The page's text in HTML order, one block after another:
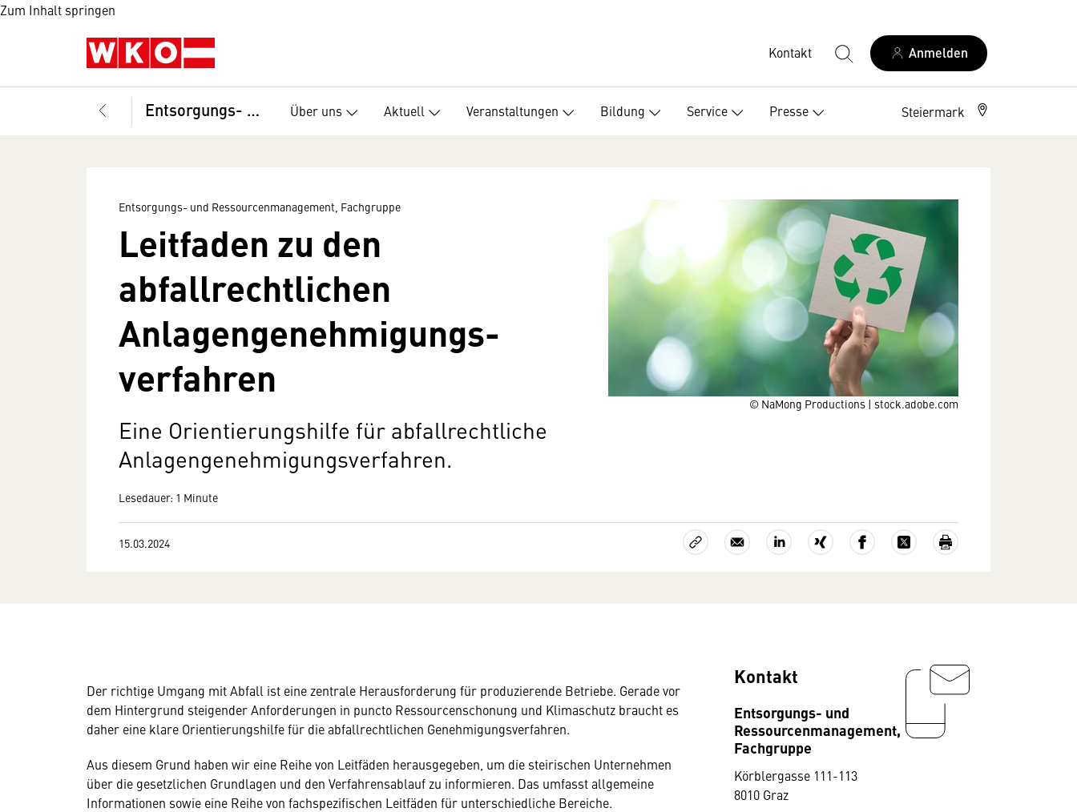
Zum Inhalt springen
Kontakt Anmelden
Entsorgungs- und Ressourcenmanagement, Fachgruppe Über uns Aktuell Veranstaltungen Bildung Service Presse Steiermark
© NaMong Productions | stock.adobe.com
Entsorgungs- und Ressourcenmanagement, Fachgruppe
Leitfaden zu den
abfallrechtlichen
Anlagengenehmigungs­
verfahren
Eine Orientierungshilfe für abfallrechtliche
Anlagengenehmigungsverfahren.
Lesedauer: 1 Minute
15.03.2024
Der richtige Umgang mit Abfall ist eine zentrale Herausforderung für produzierende Betriebe. Gerade vor
dem Hintergrund steigender Anforderungen in puncto Ressourcenschonung und Klimaschutz braucht es
daher eine klare Orientierungshilfe für die abfallrechtlichen Genehmigungsverfahren.
Aus diesem Grund haben wir eine Reihe von Leitfäden herausgegeben, um die steirischen Unternehmen
über die gesetzlichen Grundlagen und den Verfahrensablauf zu informieren. Das umfasst allgemeine
Informationen sowie eine Reihe von fachspezifischen Leitfäden für unterschiedliche Bereiche.
Kontakt
Entsorgungs- und
Ressourcenmanagement,
Fachgruppe
Körblergasse 111-113
8010 Graz